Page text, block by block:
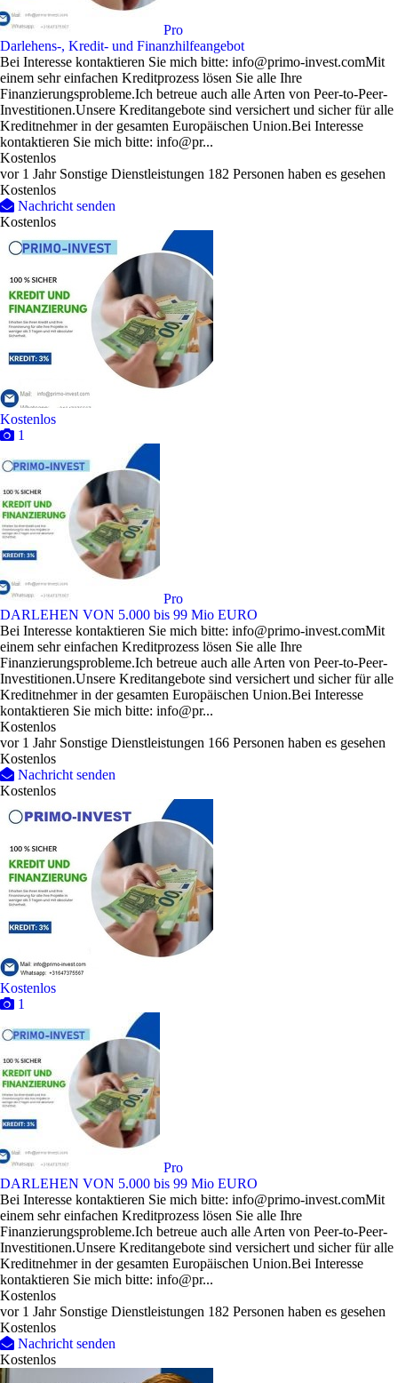
Pro
Darlehens-, Kredit- und Finanzhilfeangebot
Bei Interesse kontaktieren Sie mich bitte: info@primo-invest.comMit
einem sehr einfachen Kreditprozess lösen Sie alle Ihre
Finanzierungsprobleme.Ich betreue auch alle Arten von Peer-to-Peer-
Investitionen.Unsere Kreditangebote sind versichert und sicher für alle
Kreditnehmer in der gesamten Europäischen Union.Bei Interesse
kontaktieren Sie mich bitte: info@pr...
Kostenlos
vor 1 Jahr Sonstige Dienstleistungen 182 Personen haben es gesehen
Kostenlos
Nachricht senden
Kostenlos
Kostenlos
1
Pro
DARLEHEN VON 5.000 bis 99 Mio EURO
Bei Interesse kontaktieren Sie mich bitte: info@primo-invest.comMit
einem sehr einfachen Kreditprozess lösen Sie alle Ihre
Finanzierungsprobleme.Ich betreue auch alle Arten von Peer-to-Peer-
Investitionen.Unsere Kreditangebote sind versichert und sicher für alle
Kreditnehmer in der gesamten Europäischen Union.Bei Interesse
kontaktieren Sie mich bitte: info@pr...
Kostenlos
vor 1 Jahr Sonstige Dienstleistungen 166 Personen haben es gesehen
Kostenlos
Nachricht senden
Kostenlos
Kostenlos
1
Pro
DARLEHEN VON 5.000 bis 99 Mio EURO
Bei Interesse kontaktieren Sie mich bitte: info@primo-invest.comMit
einem sehr einfachen Kreditprozess lösen Sie alle Ihre
Finanzierungsprobleme.Ich betreue auch alle Arten von Peer-to-Peer-
Investitionen.Unsere Kreditangebote sind versichert und sicher für alle
Kreditnehmer in der gesamten Europäischen Union.Bei Interesse
kontaktieren Sie mich bitte: info@pr...
Kostenlos
vor 1 Jahr Sonstige Dienstleistungen 182 Personen haben es gesehen
Kostenlos
Nachricht senden
Kostenlos